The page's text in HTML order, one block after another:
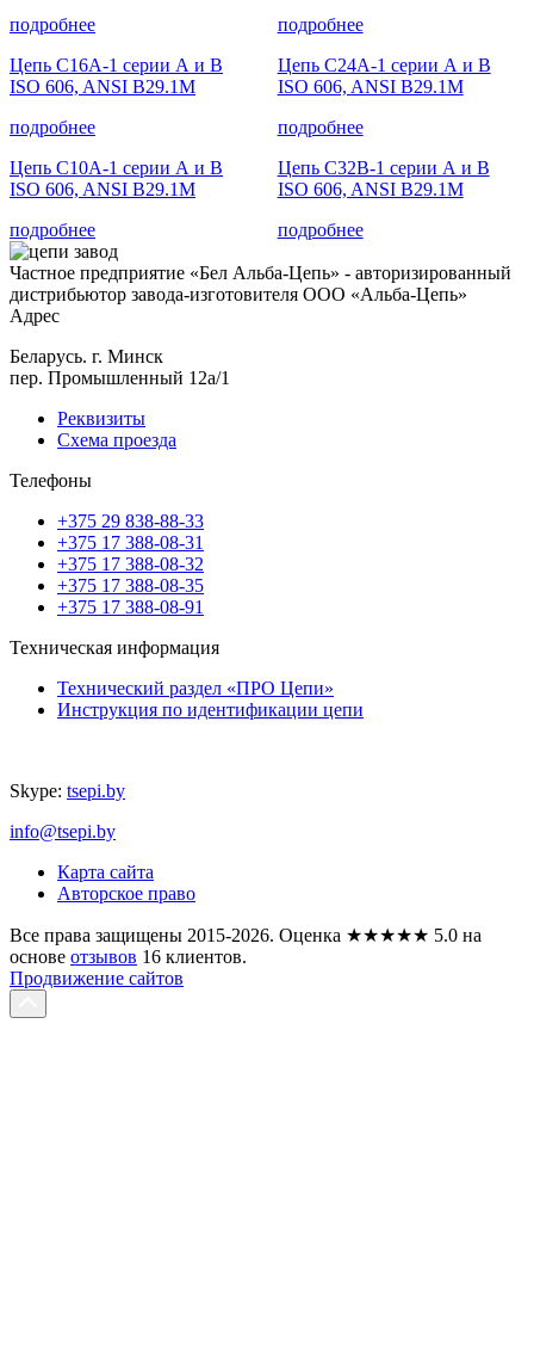
подробнее
подробнее
Цепь C16A-1 серии А и B
ISO 606, ANSI B29.1M
подробнее
Цепь C24A-1 серии А и B
ISO 606, ANSI B29.1M
подробнее
Цепь C10A-1 серии А и B
ISO 606, ANSI B29.1M
подробнее
Цепь C32B-1 серии А и B
ISO 606, ANSI B29.1M
подробнее
Частное предприятие «Бел Альба-Цепь» - авторизированный
дистрибьютор завода-изготовителя ООО «Альба-Цепь»
Адрес
Беларусь. г. Минск
пер. Промышленный 12а/1
Реквизиты
Схема проезда
Телефоны
+375 29 838-88-33
+375 17 388-08-31
+375 17 388-08-32
+375 17 388-08-35
+375 17 388-08-91
Техническая информация
Технический раздел «ПРО Цепи»
Инструкция по идентификации цепи
Skype: tsepi.by
info@tsepi.by
Карта сайта
Авторское право
Все права защищены 2015-2026. Оценка ★★★★★ 5.0 на
основе отзывов 16 клиентов.
Продвижение сайтов